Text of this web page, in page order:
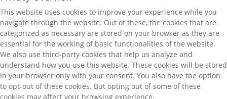
This website uses cookies to improve your experience while you
navigate through the website. Out of these, the cookies that are
categorized as necessary are stored on your browser as they are
essential for the working of basic functionalities of the website.
We also use third-party cookies that help us analyze and
understand how you use this website. These cookies will be stored
in your browser only with your consent. You also have the option
to opt-out of these cookies. But opting out of some of these
cookies may affect your browsing experience.